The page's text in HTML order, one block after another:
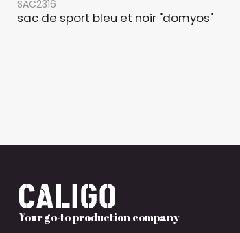
SAC2316
sac de sport bleu et noir "domyos"
Your go-to production company